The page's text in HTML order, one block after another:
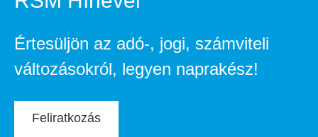
Értesüljön az adó-, jogi, számviteli
változásokról, legyen naprakész!
Feliratkozás